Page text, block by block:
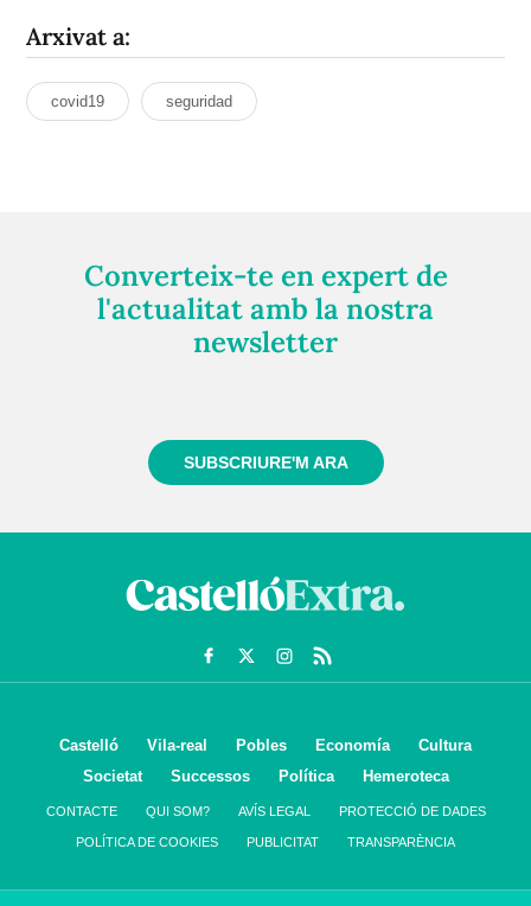
Arxivat a:
covid19 seguridad
Converteix-te en expert de
l'actualitat amb la nostra
newsletter
SUBSCRIURE'M ARA
Castelló Vila-real Pobles Economía
Cultura
Societat
Successos Política Hemeroteca
CONTACTE QUI SOM? AVÍS LEGAL PROTECCIÓ DE DADES
POLÍTICA DE COOKIES PUBLICITAT TRANSPARÈNCIA